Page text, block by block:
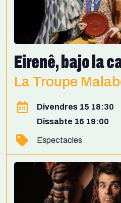
Eirenê, bajo la
La Troupe
Divendres 15 18:30
Dissabte 16 19:00
Espectacles